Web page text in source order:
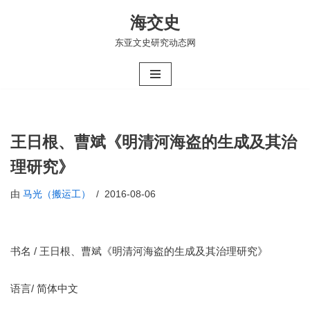
海交史
东亚文史研究动态网
王日根、曹斌《明清河海盗的生成及其治
理研究》
由 马光（搬运工） 2016-08-06
书名 / 王日根、曹斌《明清河海盗的生成及其治理研究》
语言/ 简体中文